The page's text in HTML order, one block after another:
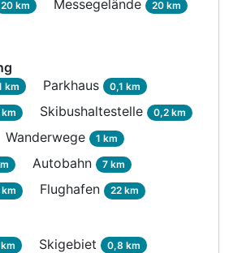
20 km Messegelände 20 km
km Parkhaus 0,1 km
Skibushaltestelle 0,2 km
Wanderwege 1 km
Autobahn 7 km
Flughafen 22 km
Skigebiet 0,8 km